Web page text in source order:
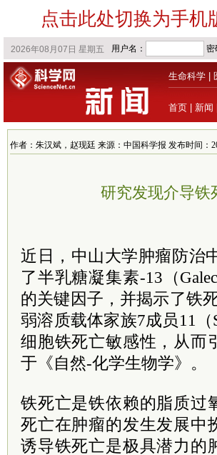
点击此处切换为手机
生命科学
首页 新闻
作者：朱汉斌，赵现廷 来源：中国科学报 发布时间：
研究发现介导铁
近日，中山大学肿瘤防治
了半乳糖凝集素-13（
的关键因子，并揭示了铁
弱溶质载体家族7成员11
细胞铁死亡敏感性，从而
于《自然-化学生物学》。
铁死亡是铁依赖的脂质过
死亡在肿瘤的发生发展中
诱导铁死亡是极具潜力的